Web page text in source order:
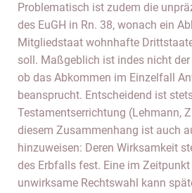
Problematisch ist zudem die
des EuGH in Rn. 38, wonach ein
Mitgliedstaat wohnhafte
soll. Maßgeblich ist indes nicht
ob das Abkommen im Einzelfall
beansprucht. Entscheidend ist
Testamentserrichtung (Lehmann,
diesem Zusammenhang ist auch
hinzuweisen: Deren Wirksamkeit
des Erbfalls fest. Eine im
unwirksame Rechtswahl kann